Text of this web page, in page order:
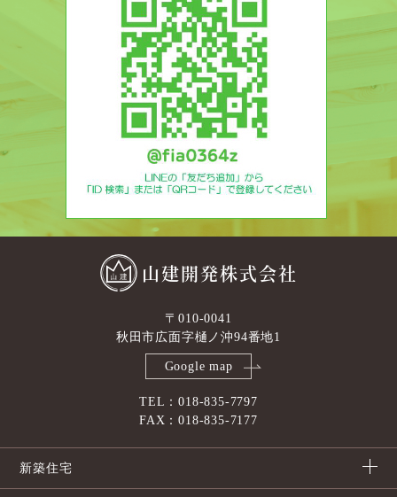
山建開発株式会社
〒010-0041
秋田市広面字樋ノ沖94番地1
Google map
TEL：018-835-7797
FAX：018-835-7177
新築住宅